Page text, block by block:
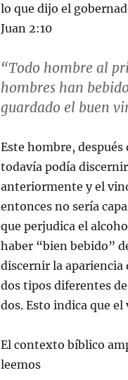
lo que dijo el
Juan 2:10
“Todo hombre al
hombres han
guardado el buen
Este hombre,
todavía podía
anteriormente y el
entonces no sería
que perjudica el
haber “bien bebido”
discernir la apariencia
dos tipos diferentes
dos. Esto indica que
El contexto bíblico
leemos